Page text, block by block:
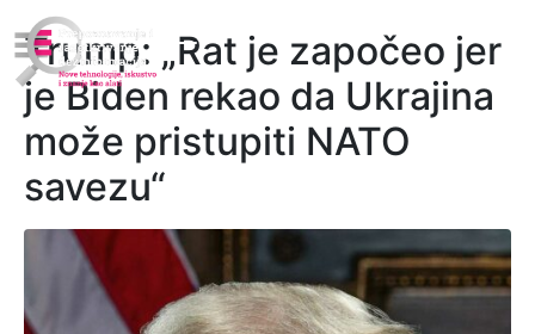
Trump: „Rat je započeo jer
je Biden rekao da Ukrajina
može pristupiti NATO
savezu“